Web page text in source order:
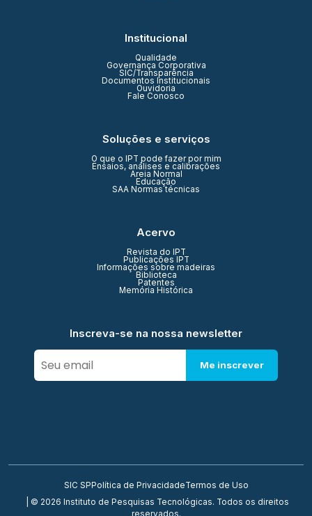
Institucional
Qualidade
Governança Corporativa
SIC/Transparência
Documentos Institucionais
Ouvidoria
Fale Conosco
Soluções e serviços
O que o IPT pode fazer por mim
Ensaios, análises e calibrações
Areia Normal
Educação
SAA Normas técnicas
Acervo
Revista do IPT
Publicações IPT
Informações sobre madeiras
Biblioteca
Patentes
Memória Histórica
Inscreva-se na nossa newsletter
Me inscrever
SIC SP Política de PrivacidadeTermos de Uso
| © 2026 Instituto de Pesquisas Tecnológicas. Todos os direitos
reservados.